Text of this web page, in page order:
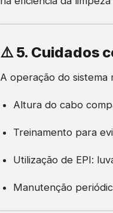
⚠️ 5. Cuidados
A operação do
Altura do cabo
Treinamento para
Utilização de EPI:
Manutenção